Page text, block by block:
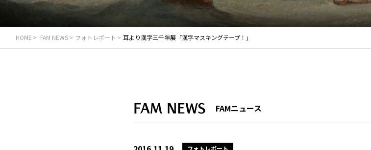
HOME FAM NEWS フォトレポート 耳より漢字三千年展「漢字マスキングテープ！」
FAM NEWS FAMニュース
フォトレポート